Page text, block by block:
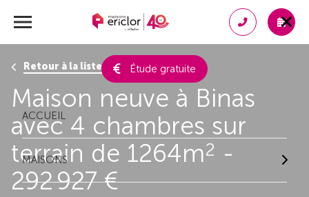
Étude gratuite
ACCUEIL
MAISONS
Retour à la liste des résultats
Maison neuve à Binas
avec 4 chambres sur
terrain de 1264m2 -
292 927 €